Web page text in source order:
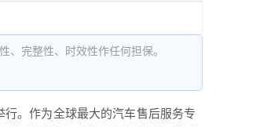
、完整性、时效性作任何担保。
行。作为全球最大的汽车售后服务专